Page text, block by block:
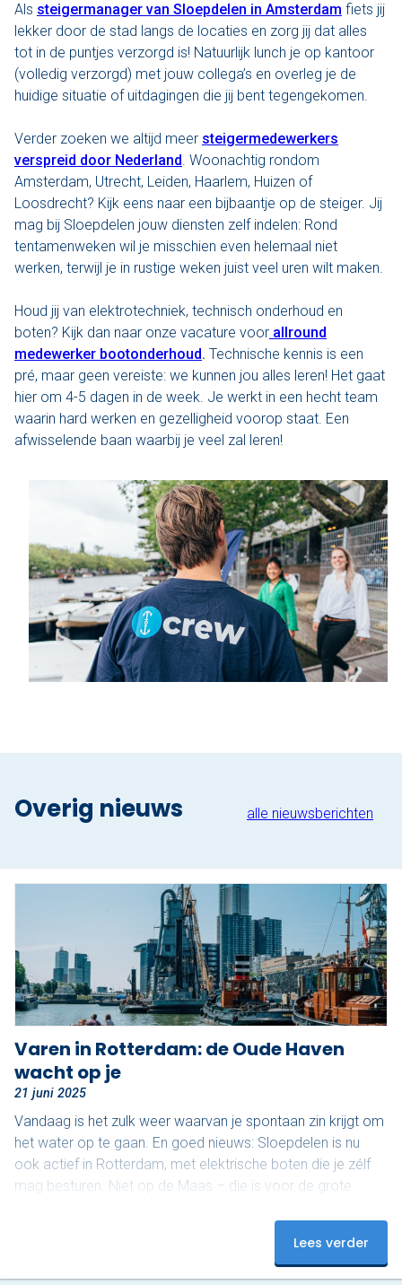
Cadeaubon
De sloep
Nu reserveren
Klassieke sloep
XL Lounge sloep
Contact
Over Sloepdelen
Veel gestelde vragen
Werken bij Sloepdelen
Algemene voorwaarden
Nu reserveren
Als steigermanager van Sloepdelen in Amsterdam fiets jij
lekker door de stad langs de locaties en zorg jij dat alles
tot in de puntjes verzorgd is! Natuurlijk lunch je op kantoor
(volledig verzorgd) met jouw collega’s en overleg je de
huidige situatie of uitdagingen die jij bent tegengekomen.
Verder zoeken we altijd meer steigermedewerkers
verspreid door Nederland. Woonachtig rondom
Amsterdam, Utrecht, Leiden, Haarlem, Huizen of
Loosdrecht? Kijk eens naar een bijbaantje op de steiger. Jij
mag bij Sloepdelen jouw diensten zelf indelen: Rond
tentamenweken wil je misschien even helemaal niet
werken, terwijl je in rustige weken juist veel uren wilt maken.
Houd jij van elektrotechniek, technisch onderhoud en
boten? Kijk dan naar onze vacature voor allround
medewerker bootonderhoud. Technische kennis is een
pré, maar geen vereiste: we kunnen jou alles leren! Het gaat
hier om 4-5 dagen in de week. Je werkt in een hecht team
waarin hard werken en gezelligheid voorop staat. Een
afwisselende baan waarbij je veel zal leren!
Overig nieuws alle nieuwsberichten
Varen in Rotterdam: de Oude Haven
wacht op je
21 juni 2025
Vandaag is het zulk weer waarvan je spontaan zin krijgt om
het water op te gaan. En goed nieuws: Sloepdelen is nu
ook actief in Rotterdam, met elektrische boten die je zélf
mag besturen. Niet op de Maas – die is voor de grote
Haven. En dat maakt het juist zo relaxed. Ontdek het
mooiste stukje van Rotterdam De Oude Haven is een van
Lees verder